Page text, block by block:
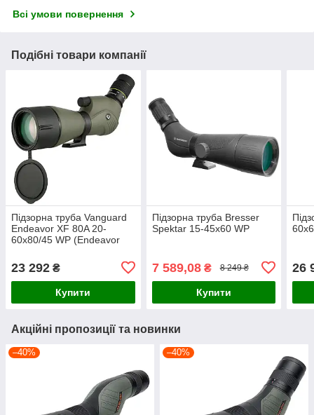
Всі умови повернення
Подібні товари компанії
Підзорна труба Vanguard
Endeavor XF 80A 20-
60x80/45 WP (Endeavor
23 292 ₴
Купити
Підзорна труба Bresser
Spektar 15-45x60 WP
7 589,08₴ 8 249 ₴
Купити
26
Акційні пропозиції та новинки
–40% –40%